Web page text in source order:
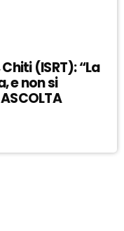
(ISRT): “La
e non si